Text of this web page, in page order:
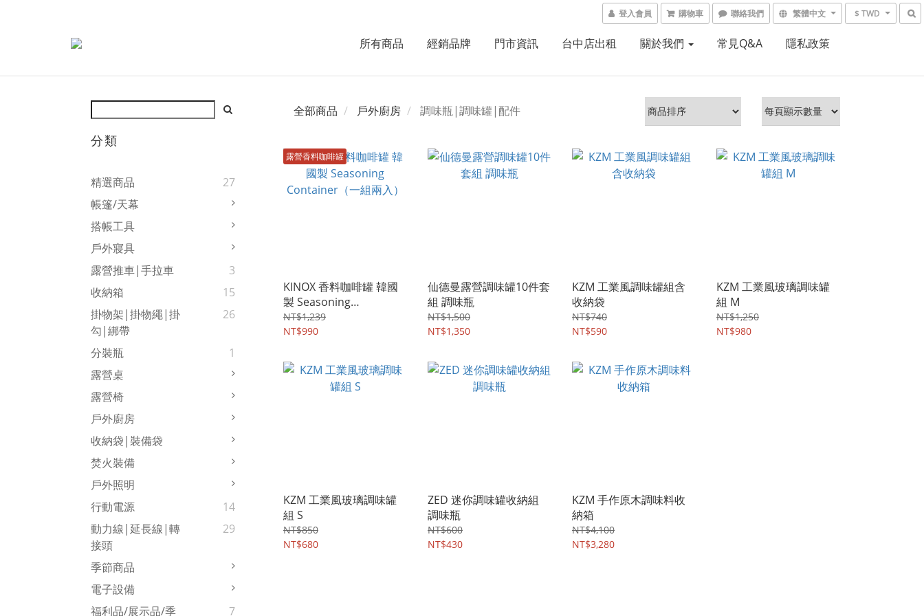
登入會員 購物車 聯絡我們 繁體中文 $ TWD
所有商品 經銷品牌 門市資訊 台中店出租 關於我們 常見Q&A 隱私政策
分類
精選商品
27
帳篷/天幕
搭帳工具
戶外寢具
露營推車|手拉車
3
收納箱
15
掛物架|掛物繩|掛
勾|綁帶
26
分裝瓶
1
露營桌
露營椅
戶外廚房
收納袋|裝備袋
焚火裝備
戶外照明
行動電源
14
動力線|延長線|轉
接頭
29
季節商品
電子設備
福利品/展示品/季
7
全部商品 戶外廚房 調味瓶|調味罐|配件
露營香料咖啡罐
KINOX 香料咖啡罐 韓國
製 Seasoning
Container（一組兩入）
NT$1,239
NT$990
仙德曼露營調味罐10件套
組 調味瓶
NT$1,500
NT$1,350
KZM 工業風調味罐組含
收納袋
NT$740
NT$590
KZM 工業風玻璃調味罐
組 M
NT$1,250
NT$980
KZM 工業風玻璃調味罐
組 S
NT$850
NT$680
ZED 迷你調味罐收納組
調味瓶
NT$600
NT$430
KZM 手作原木調味料收
納箱
NT$4,100
NT$3,280